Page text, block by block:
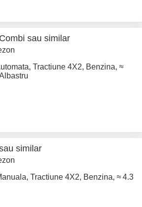
sau similar
, Tractiune 4X2, Benzina, ≈
similar
, Tractiune 4X2, Benzina, ≈ 4.3